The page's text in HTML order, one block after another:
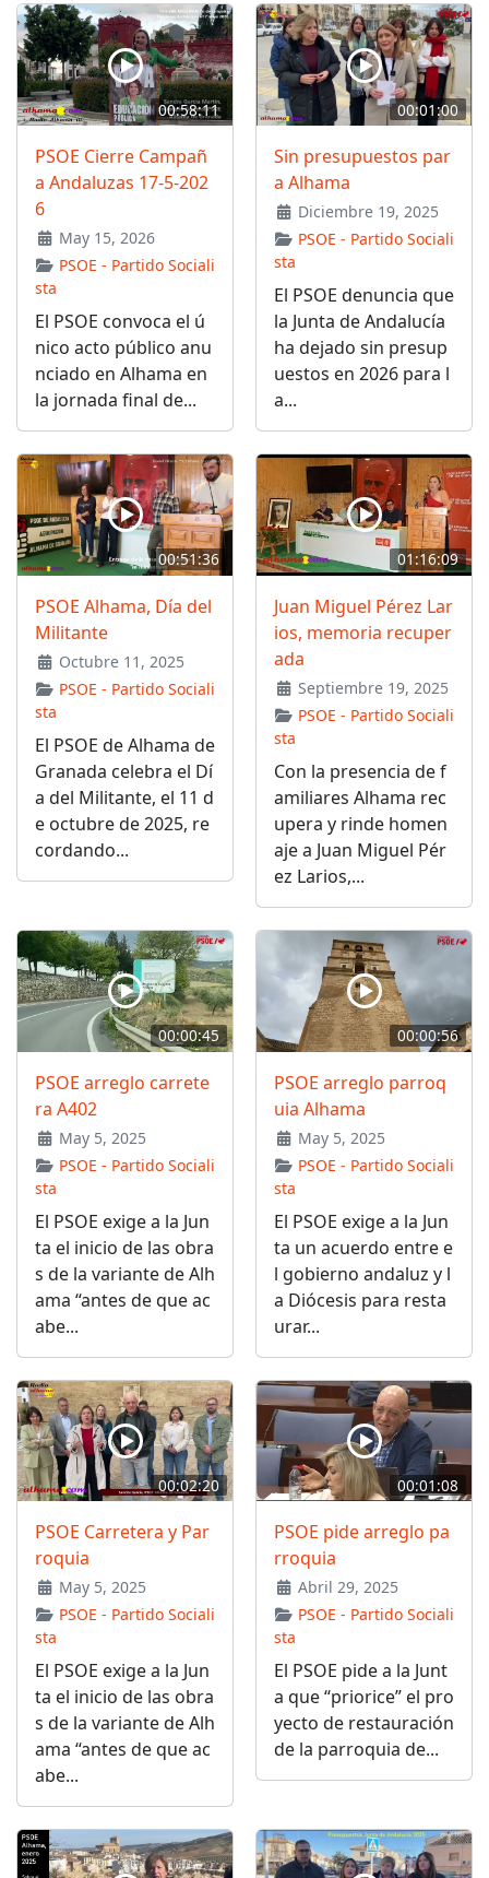
00:58:11
PSOE Cierre Campañ
a Andaluzas 17-5-202
6
May 15, 2026
PSOE - Partido Sociali
sta
El PSOE convoca el ú
nico acto público anu
nciado en Alhama en
la jornada final de...
00:01:00
Sin presupuestos par
a Alhama
Diciembre 19, 2025
PSOE - Partido Sociali
sta
El PSOE denuncia que
la Junta de Andalucía
ha dejado sin presup
uestos en 2026 para l
a...
00:51:36
PSOE Alhama, Día del
Militante
Octubre 11, 2025
PSOE - Partido Sociali
sta
El PSOE de Alhama de
Granada celebra el Dí
a del Militante, el 11 d
e octubre de 2025, re
cordando...
01:16:09
Juan Miguel Pérez Lar
ios, memoria recuper
ada
Septiembre 19, 2025
PSOE - Partido Sociali
sta
Con la presencia de f
amiliares Alhama rec
upera y rinde homen
aje a Juan Miguel Pér
ez Larios,...
00:00:45
PSOE arreglo carrete
ra A402
May 5, 2025
PSOE - Partido Sociali
sta
El PSOE exige a la Jun
ta el inicio de las obra
s de la variante de Alh
ama “antes de que ac
abe...
00:00:56
PSOE arreglo parroq
uia Alhama
May 5, 2025
PSOE - Partido Sociali
sta
El PSOE exige a la Jun
ta un acuerdo entre e
l gobierno andaluz y l
a Diócesis para resta
urar...
00:02:20
PSOE Carretera y Par
roquia
May 5, 2025
PSOE - Partido Sociali
sta
El PSOE exige a la Jun
ta el inicio de las obra
s de la variante de Alh
ama “antes de que ac
abe...
00:01:08
PSOE pide arreglo pa
rroquia
Abril 29, 2025
PSOE - Partido Sociali
sta
El PSOE pide a la Junt
a que “priorice” el pro
yecto de restauración
de la parroquia de...